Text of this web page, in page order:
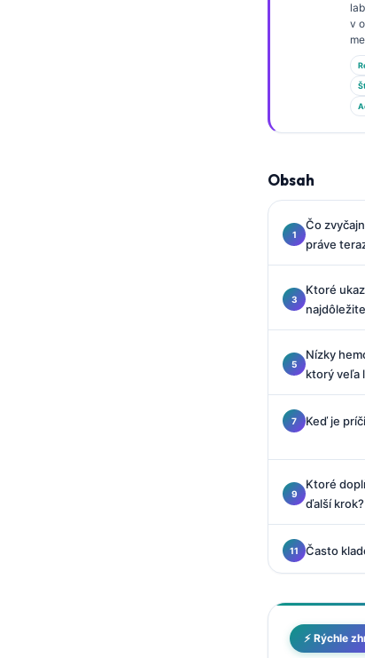
v
Obsah
Čo
práve
Ktoré
Nízky
ktorý veľa
Keď je
Ktoré
ďalší krok?
Často
⚡ Rýchle